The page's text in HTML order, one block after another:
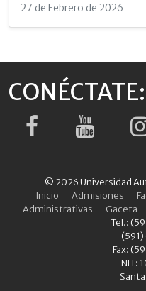
27 de Febrero de 2026
CONÉCTATE:
© 2026 Universidad
Inicio
Admisiones
Administrativas
Gaceta
Tel.:
(591)
Fax:
NIT: